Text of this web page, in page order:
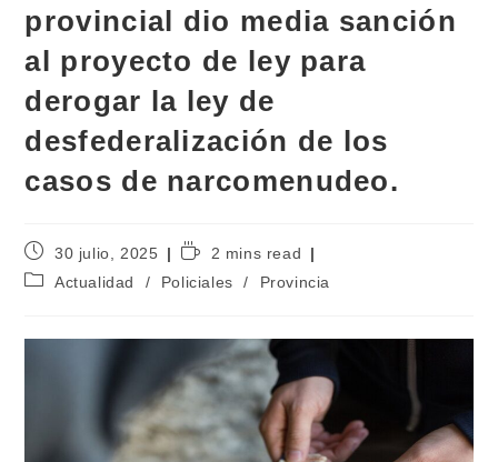
provincial dio media sanción
al proyecto de ley para
derogar la ley de
desfederalización de los
casos de narcomenudeo.
30 julio, 2025
2 mins read
Actualidad
/ Policiales / Provincia